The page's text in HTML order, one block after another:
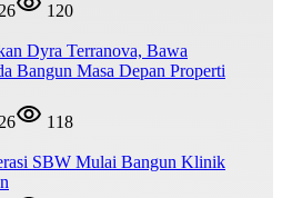
120
Dyra Terranova, Bawa
Bangun Masa Depan Properti
118
SBW Mulai Bangun Klinik